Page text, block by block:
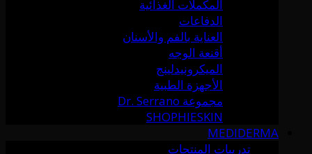
المكملات الغذائية
الدفاعات
العناية بالفم والأسنان
أقنعة الوجه
الميكرونيدلينج
الأجهزة الطبية
مجموعة Dr. Serrano
SHOPHIESKIN
MEDIDERMA
تدريبات المنتجات